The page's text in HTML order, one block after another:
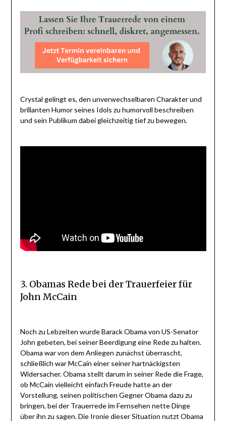
Crystal gelingt es, den unverwechselbaren Charakter und
brillanten Humor seines Idols zu humorvoll beschreiben
und sein Publikum dabei gleichzeitig tief zu bewegen.
3. Obamas Rede bei der Trauerfeier für
John McCain
Noch zu Lebzeiten wurde Barack Obama von US-Senator
John gebeten, bei seiner Beerdigung eine Rede zu halten.
Obama war von dem Anliegen zunächst überrascht,
schließlich war McCain einer seiner hartnäckigsten
Widersacher. Obama stellt darum in seiner Rede die Frage,
ob McCain vielleicht einfach Freude hatte an der
Vorstellung, seinen politischen Gegner Obama dazu zu
bringen, bei der Trauerrede im Fernsehen nette Dinge
über ihn zu sagen. Die Ironie dieser Situation nutzt Obama